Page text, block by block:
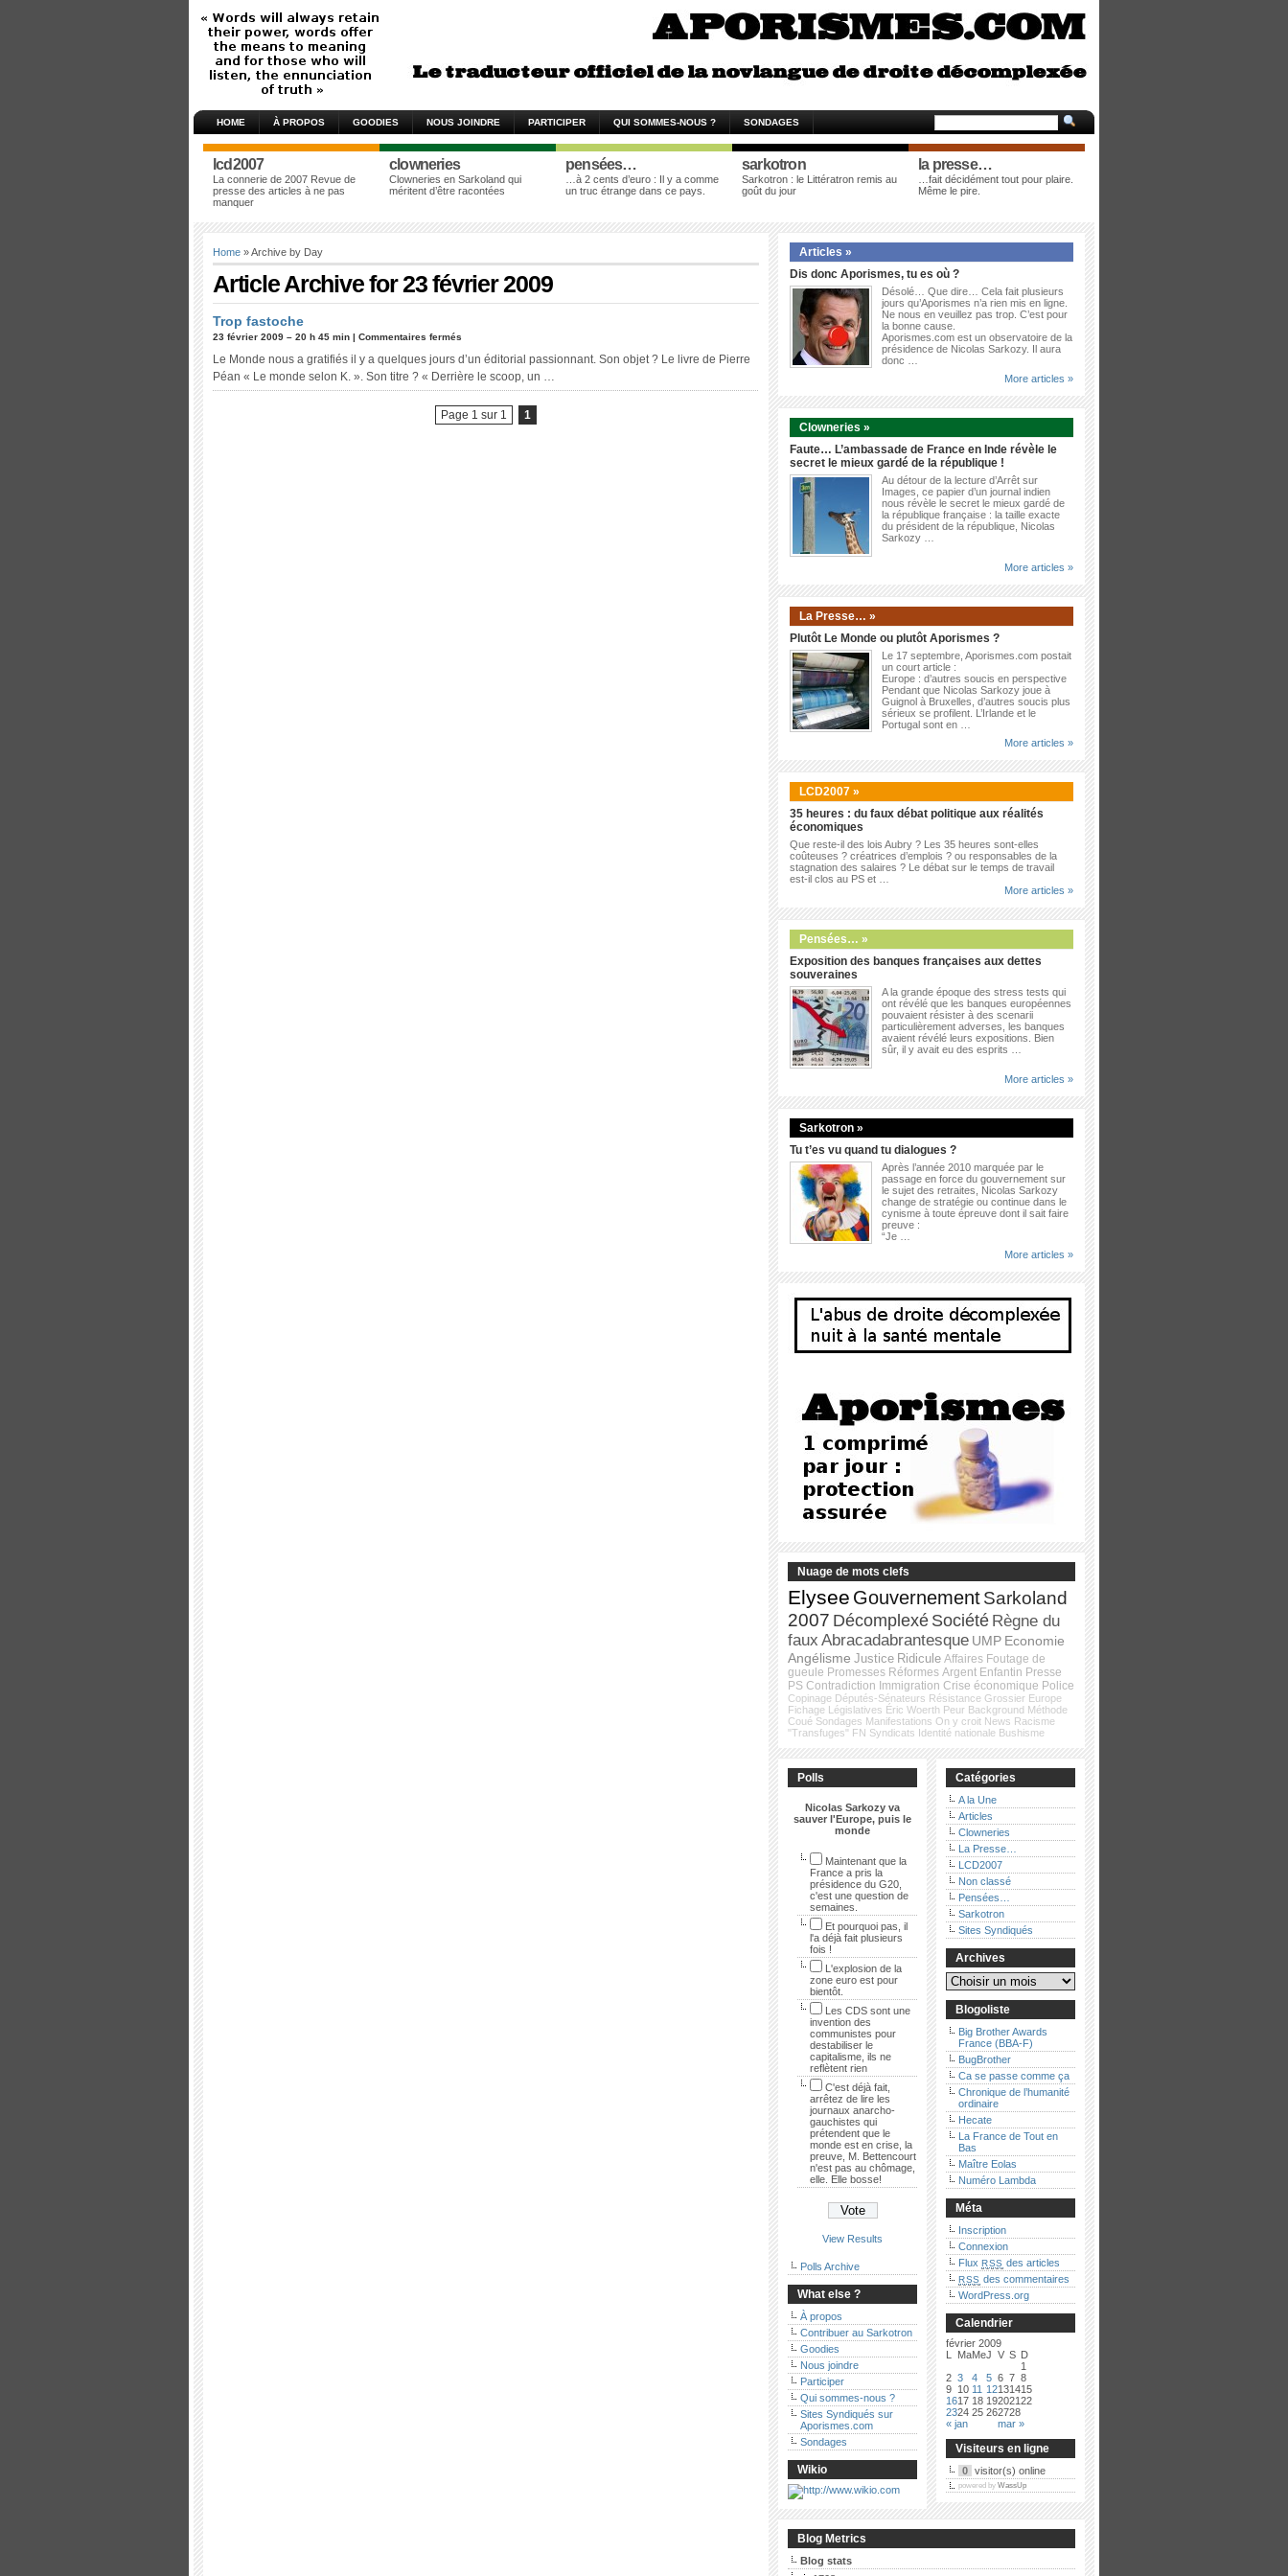
HOME À PROPOS GOODIES NOUS JOINDRE PARTICIPER QUI SOMMES-NOUS ? SONDAGES
lcd2007
La connerie de 2007 Revue de
presse des articles à ne pas
manquer
clowneries
Clowneries en Sarkoland qui
méritent d’être racontées
pensées…
…à 2 cents d’euro : Il y a comme
un truc étrange dans ce pays.
sarkotron
Sarkotron : le Littératron remis au
goût du jour
la presse…
…fait décidément tout pour plaire.
Même le pire.
Home » Archive by Day
Article Archive for 23 février 2009
Trop fastoche
23 février 2009 – 20 h 45 min | Commentaires fermés
Le Monde nous a gratifiés il y a quelques jours d’un éditorial passionnant. Son objet ? Le livre de Pierre
Péan « Le monde selon K. ». Son titre ? « Derrière le scoop, un …
Page 1 sur 1 1
Articles »
Dis donc Aporismes, tu es où ?
Désolé… Que dire… Cela fait plusieurs
jours qu’Aporismes n’a rien mis en ligne.
Ne nous en veuillez pas trop. C’est pour
la bonne cause.
Aporismes.com est un observatoire de la
présidence de Nicolas Sarkozy. Il aura
donc …
More articles »
Clowneries »
Faute… L’ambassade de France en Inde révèle le
secret le mieux gardé de la république !
Au détour de la lecture d’Arrêt sur
Images, ce papier d’un journal indien
nous révèle le secret le mieux gardé de
la république française : la taille exacte
du président de la république, Nicolas
Sarkozy …
More articles »
La Presse… »
Plutôt Le Monde ou plutôt Aporismes ?
Le 17 septembre, Aporismes.com postait
un court article :
Europe : d’autres soucis en perspective
Pendant que Nicolas Sarkozy joue à
Guignol à Bruxelles, d’autres soucis plus
sérieux se profilent. L’Irlande et le
Portugal sont en …
More articles »
LCD2007 »
35 heures : du faux débat politique aux réalités
économiques
Que reste-il des lois Aubry ? Les 35 heures sont-elles
coûteuses ? créatrices d’emplois ? ou responsables de la
stagnation des salaires ? Le débat sur le temps de travail
est-il clos au PS et …
More articles »
Pensées… »
Exposition des banques françaises aux dettes
souveraines
A la grande époque des stress tests qui
ont révélé que les banques européennes
pouvaient résister à des scenarii
particulièrement adverses, les banques
avaient révélé leurs expositions. Bien
sûr, il y avait eu des esprits …
More articles »
Sarkotron »
Tu t’es vu quand tu dialogues ?
Après l’année 2010 marquée par le
passage en force du gouvernement sur
le sujet des retraites, Nicolas Sarkozy
change de stratégie ou continue dans le
cynisme à toute épreuve dont il sait faire
preuve :
“Je …
More articles »
Nuage de mots clefs
Elysee GouvernementSarkoland
2007 Décomplexé Société Règne du
faux Abracadabrantesque UMP Economie
Angélisme Justice Ridicule Affaires Foutage de
gueule Promesses Réformes Argent Enfantin Presse
PS Contradiction Immigration Crise économique Police
Copinage Députés-Sénateurs Résistance Grossier Europe
Fichage Législatives Éric Woerth Peur Background Méthode
Coué Sondages Manifestations On y croit News Racisme
"Transfuges" FN Syndicats Identité nationale Bushisme
Polls
Nicolas Sarkozy va
sauver l'Europe, puis le
monde
Maintenant que la
France a pris la
présidence du G20,
c'est une question de
semaines.
Et pourquoi pas, il
l'a déjà fait plusieurs
fois !
L'explosion de la
zone euro est pour
bientôt.
Les CDS sont une
invention des
communistes pour
destabiliser le
capitalisme, ils ne
reflètent rien
C'est déjà fait,
arrêtez de lire les
journaux anarcho-
gauchistes qui
prétendent que le
monde est en crise, la
preuve, M. Bettencourt
n'est pas au chômage,
elle. Elle bosse!
View Results
Polls Archive
What else ?
À propos
Contribuer au Sarkotron
Goodies
Nous joindre
Participer
Qui sommes-nous ?
Sites Syndiqués sur
Aporismes.com
Sondages
Wikio
Catégories
A la Une
Articles
Clowneries
La Presse…
LCD2007
Non classé
Pensées…
Sarkotron
Sites Syndiqués
Archives
Blogoliste
Big Brother Awards
France (BBA-F)
BugBrother
Ca se passe comme ça
Chronique de l’humanité
ordinaire
Hecate
La France de Tout en
Bas
Maître Eolas
Numéro Lambda
Méta
Inscription
Connexion
Flux RSS des articles
RSS des commentaires
WordPress.org
Calendrier
février 2009
L
MaMeJ V S D
« jan mar »
1
2 3 4 5 6 7 8
9 10 11 12131415
1617 18 19202122
2324 25 262728
Visiteurs en ligne
0 visitor(s) online
powered by WassUp
Blog Metrics
Blog stats